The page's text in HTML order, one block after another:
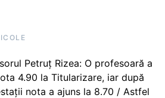
Petruț Rizea: O profesoară a
4.90 la Titularizare, iar după
nota a ajuns la 8.70 / Astfel